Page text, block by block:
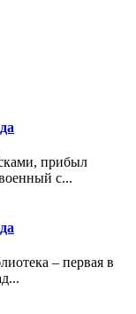
прибыл
с...
– первая в